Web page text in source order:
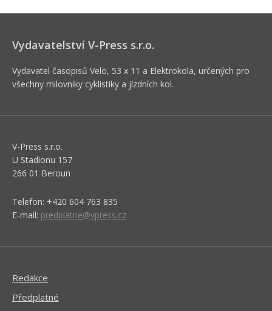
Vydavatelství V-Press s.r.o.
Vydavatel časopisů Velo, 53 x 11 a Elektrokola, určených pro
všechny milovníky cyklistiky a jízdních kol.
V-Press s.r.o.
U Stadionu 157
266 01 Beroun
Telefon: +420 604 763 835
E-mail: predplatne@vpress.cz
Redakce
Předplatné